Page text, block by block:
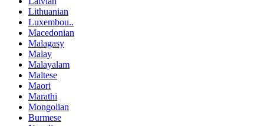
Lithuanian
Luxembou..
Macedonian
Malagasy
Malay
Malayalam
Maltese
Maori
Marathi
Mongolian
Burmese